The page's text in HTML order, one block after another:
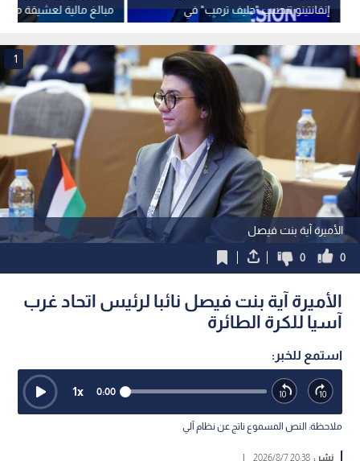
مبالغ مالية لعشيقة
"فيفا" جياني إنفانتينو
إنفانتينو تنصيب "حليف ترمب" في
كولومبيا؟
الأميرة آية بنت فيصل
1
0
0
الأميرة آية بنت فيصل نائبا لرئيس اتحاد غرب
آسيا للكرة الطائرة
استمع للخبر:
0:00
1x
ملاحظة: النص المسموع ناتج عن نظام آلي
نشر :20:38 2026/8/7
|